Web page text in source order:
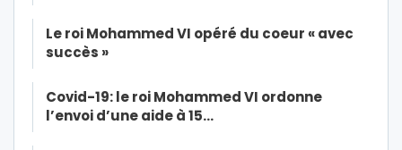
Le roi Mohammed VI opéré du coeur « avec
succès »
Covid-19: le roi Mohammed VI ordonne
l’envoi d’une aide à 15…